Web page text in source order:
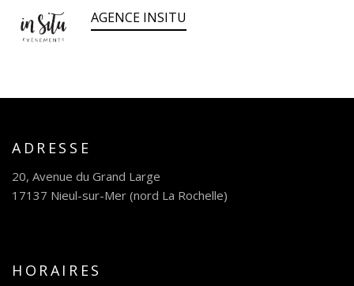
AGENCE INSITU
ADRESSE
20, Avenue du Grand Large
17137 Nieul-sur-Mer (nord La Rochelle)
HORAIRES